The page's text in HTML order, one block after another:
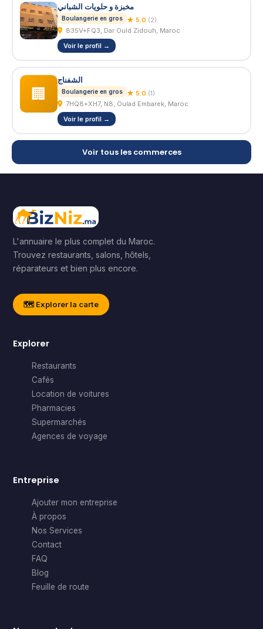
مخبزة و حلويات الشباني
Boulangerie en gros ★ 5.0 (2)
835V+FQ3, Dar Ould Zidouh, Maroc
Voir le profil →
🏢
الشفناج
Boulangerie en gros ★ 5.0 (1)
7HQ8+XH7, N8, Oulad Embarek, Maroc
Voir le profil →
Voir tous les commerces
L'annuaire le plus complet du Maroc.
Trouvez restaurants, salons, hôtels,
réparateurs et bien plus encore.
🗺️ Explorer la carte
Explorer
Restaurants
Cafés
Location de voitures
Pharmacies
Supermarchés
Agences de voyage
Entreprise
Ajouter mon entreprise
À propos
Nos Services
Contact
FAQ
Blog
Feuille de route